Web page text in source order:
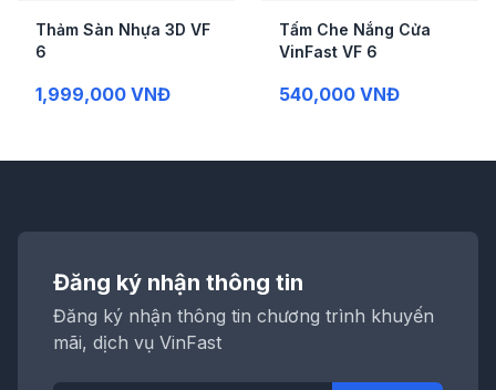
Thảm Sàn Nhựa 3D VF
6
1,999,000 VNĐ
Tấm Che Nắng Cửa
VinFast VF 6
540,000 VNĐ
Đăng ký nhận thông tin
Đăng ký nhận thông tin chương trình khuyến
mãi, dịch vụ VinFast